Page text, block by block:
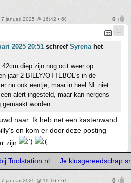
7 januari 2025 @ 16:42 • 60
2025 20:51 schreef Syrenahet
diep zijn nog ooit weer op
jaar 2 BILLY/OTTEBOL's in de
nu ook eentje, maar in heel NL niet
alert ingesteld, maar kan nergens
gemaakt worden.
naar. Ik heb net een kastenwand
en kom er door deze posting
zijn
Toolstation.nl Je klusgereedschap
7 januari 2025 @ 19:16 • 61